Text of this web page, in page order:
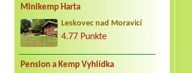
Minikemp Harta
Leskovec nad Moravicí
4.77 Punkte
Pension a Kemp Vyhlídka